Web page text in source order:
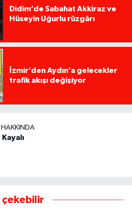
Didim’de Sabahat Akkiraz ve
Hüseyin Uğurlu rüzgârı
İzmir’den Aydın’a gelecekler
trafik akışı değişiyor
HAKKINDA
çekebilir